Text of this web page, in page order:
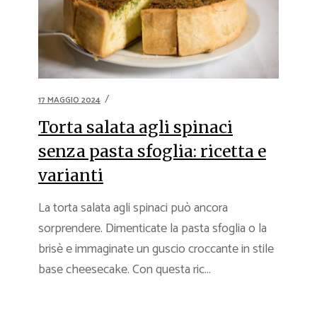
17 MAGGIO 2024
Torta salata agli spinaci
senza pasta sfoglia: ricetta e
varianti
La torta salata agli spinaci può ancora
sorprendere. Dimenticate la pasta sfoglia o la
brisè e immaginate un guscio croccante in stile
base cheesecake. Con questa ric...